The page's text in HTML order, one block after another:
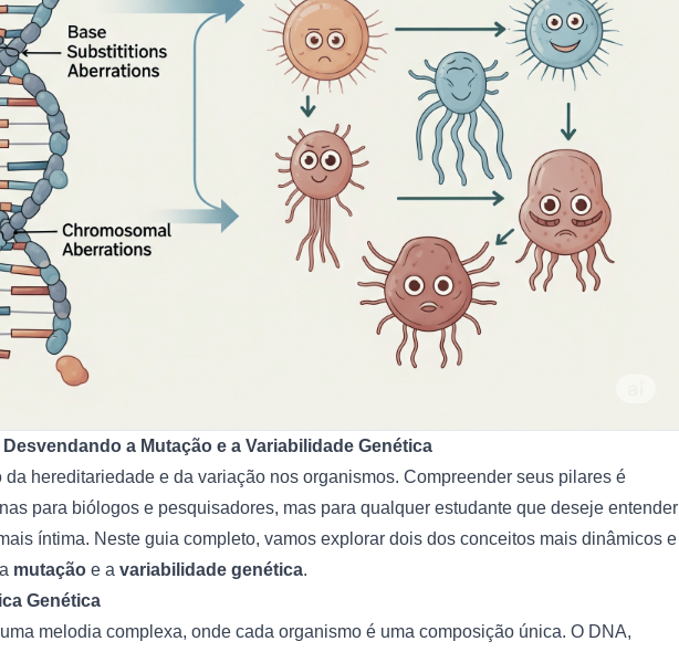
a Mutação e a Variabilidade Genética
da hereditariedade e da variação nos organismos. Compreender seus pilares é
para biólogos e pesquisadores, mas para qualquer estudante que deseje entender
íntima. Neste guia completo, vamos explorar dois dos conceitos mais dinâmicos e
mutação e a variabilidade genética.
Genética
melodia complexa, onde cada organismo é uma composição única. O DNA,